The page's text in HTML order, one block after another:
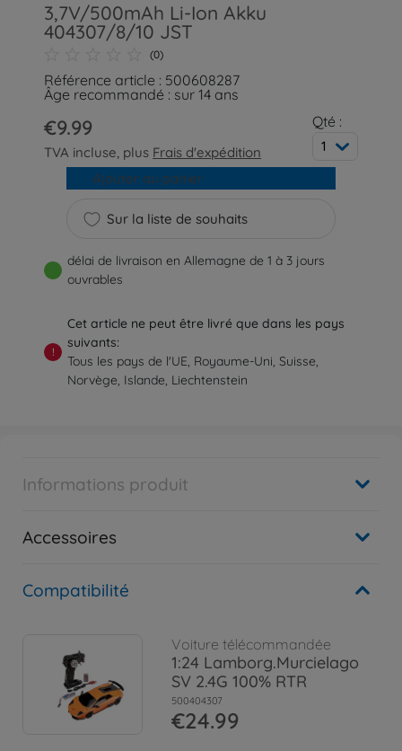
3,7V/500mAh Li-Ion Akku
404307/8/10 JST
(0)
Référence article : 500608287
Âge recommandé : sur 14 ans
€9.99
TVA incluse, plus Frais d'expédition
Qté :
1
Sur la liste de souhaits
Ajouter au panier
délai de livraison en Allemagne de 1 à 3 jours
ouvrables
!
Cet article ne peut être livré que dans les pays
suivants:
Tous les pays de l'UE, Royaume-Uni, Suisse,
Norvège, Islande, Liechtenstein
Informations produit
Accessoires
Compatibilité
Voiture télécommandée
1:24 Lamborg.Murcielago
SV 2.4G 100% RTR
500404307
€24.99